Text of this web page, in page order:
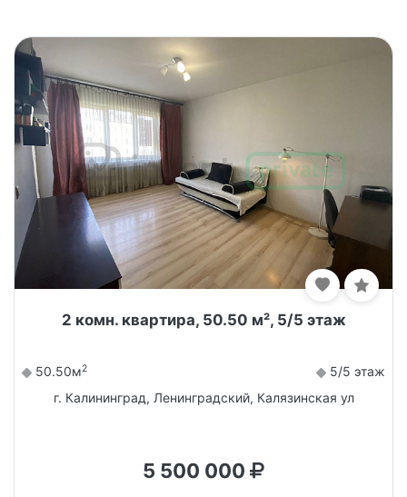
2 комн. квартира, 50.50 м², 5/5 этаж
50.50м2
5/5 этаж
г. Калининград, Ленинградский, Калязинская ул
5 500 000